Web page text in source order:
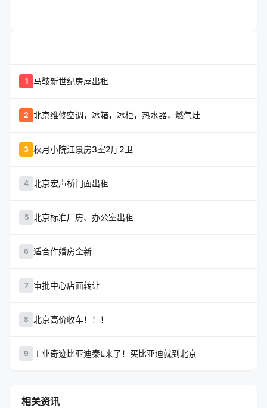
1 马鞍新世纪房屋出租
2 北京维修空调，冰箱，冰柜，热水器，燃气灶
3 秋月小院江景房3室2厅2卫
4 北京宏声桥门面出租
5 北京标准厂房、办公室出租
6 适合作婚房全新
7 审批中心店面转让
8 北京高价收车！！！
9 工业奇迹比亚迪秦L来了！买比亚迪就到北京
相关资讯